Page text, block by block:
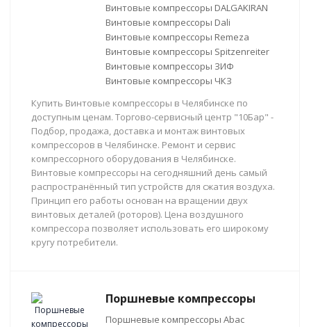
Винтовые компрессоры DALGAKIRAN
Винтовые компрессоры Dali
Винтовые компрессоры Remeza
Винтовые компрессоры Spitzenreiter
Винтовые компрессоры ЗИФ
Винтовые компрессоры ЧКЗ
Купить Винтовые компрессоры в Челябинске по
доступным ценам. Торгово-сервисный центр "10Бар" -
Подбор, продажа, доставка и монтаж винтовых
компрессоров в Челябинске. Ремонт и сервис
компрессорного оборудования в Челябинске.
Винтовые компрессоры на сегодняшний день самый
распространённый тип устройств для сжатия воздуха.
Принцип его работы основан на вращении двух
винтовых деталей (роторов). Цена воздушного
компрессора позволяет использовать его широкому
кругу потребители.
Поршневые компрессоры
Поршневые компрессоры Abac